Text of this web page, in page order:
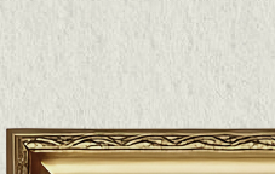
- 206
나타 (1889) - 220
스 (1898) - 233
- 249